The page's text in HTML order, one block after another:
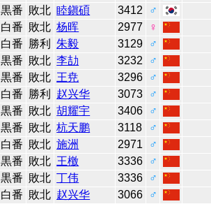
黒番 敗北 睦鎭碩 3412
♂
白番 敗北 杨晖 2977
♀
白番 勝利 朱毅 3129
♂
黒番 敗北 李劼 3232
♂
黒番 敗北 王尭 3296
♂
白番 勝利 赵兴华 3073
♂
黒番 敗北 胡耀宇 3406
♂
黒番 敗北 杭天鹏 3118
♂
白番 敗北 施洲 2971
♂
黒番 敗北 王檄 3336
♂
黒番 敗北 丁伟 3336
♂
白番 敗北 赵兴华 3066
♂